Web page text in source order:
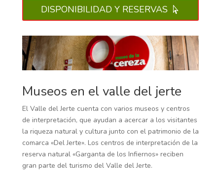
DISPONIBILIDAD Y RESERVAS
Museos en el valle del jerte
El Valle del Jerte cuenta con varios museos y centros
de interpretación, que ayudan a acercar a los visitantes
la riqueza natural y cultura junto con el patrimonio de la
comarca «Del Jerte». Los centros de interpretación de la
reserva natural «Garganta de los Infiernos» reciben
gran parte del turismo del Valle del Jerte.